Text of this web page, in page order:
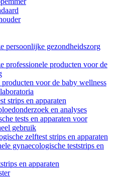
persoonlijke gezondheidszorg
professionele producten voor de
voor de baby wellness
strips en apparaten
en analyses
tests en apparaten voor
gebruik
zelftest strips en apparaten
gynaecologische teststrips en
en apparaten